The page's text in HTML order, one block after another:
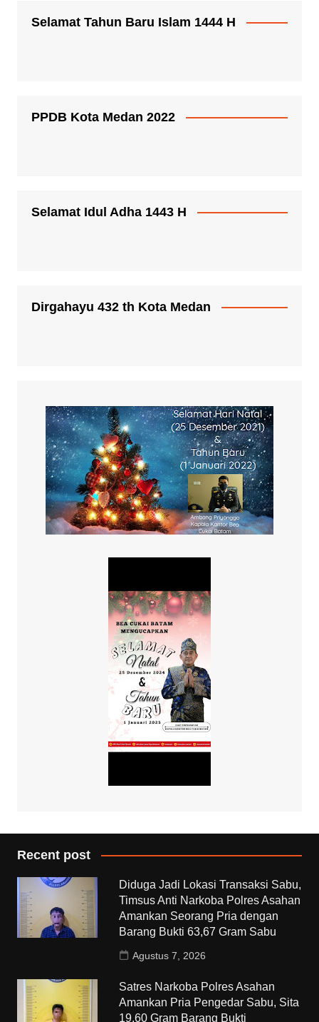
Selamat Tahun Baru Islam 1444 H
PPDB Kota Medan 2022
Selamat Idul Adha 1443 H
Dirgahayu 432 th Kota Medan
Recent post
Diduga Jadi Lokasi Transaksi Sabu,
Timsus Anti Narkoba Polres Asahan
Amankan Seorang Pria dengan
Barang Bukti 63,67 Gram Sabu
Agustus 7, 2026
Satres Narkoba Polres Asahan
Amankan Pria Pengedar Sabu, Sita
19,60 Gram Barang Bukti